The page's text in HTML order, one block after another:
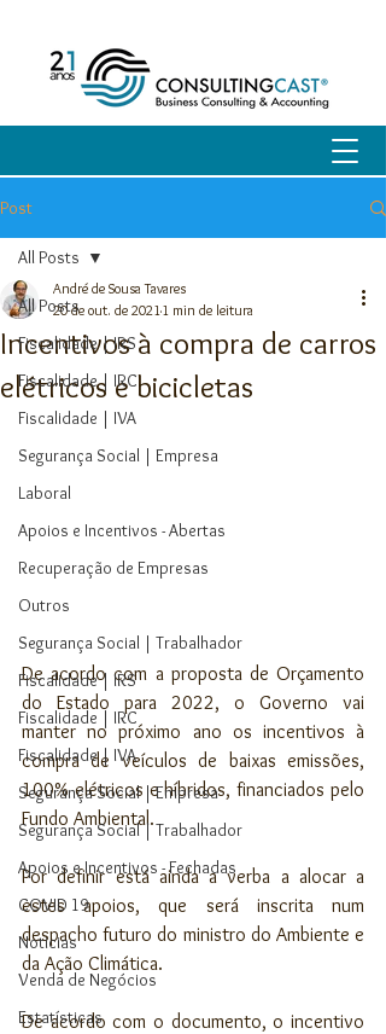
Post
All Posts
Fiscalidade | IRS
Fiscalidade | IRC
Fiscalidade | IVA
Segurança Social | Empresa
Laboral
Apoios e Incentivos - Abertas
Recuperação de Empresas
Outros
Segurança Social | Trabalhador
Fiscalidade | IRS
Fiscalidade | IRC
Fiscalidade | IVA
Segurança Social | Empresa
Segurança Social | Trabalhador
Apoios e Incentivos - Fechadas
COVID 19
Noticias
Venda de Negócios
Estatísticas
All Posts
Incentivos à compra de carros
elétricos e bicicletas
André de Sousa Tavares
20 de out. de 20211 min de leitura
De acordo com a proposta de Orçamento
do Estado para 2022, o Governo vai
manter no próximo ano os incentivos à
compra de veículos de baixas emissões,
100% elétricos e híbridos, financiados pelo
Fundo Ambiental.
Por definir está ainda a verba a alocar a
estes apoios, que será inscrita num
despacho futuro do ministro do Ambiente e
da Ação Climática.
De acordo com o documento, o incentivo